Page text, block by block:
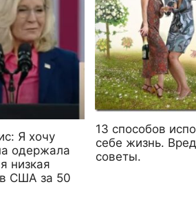
Я хочу
одержала
низкая
США за 50
13 способов
себе жизнь.
советы.